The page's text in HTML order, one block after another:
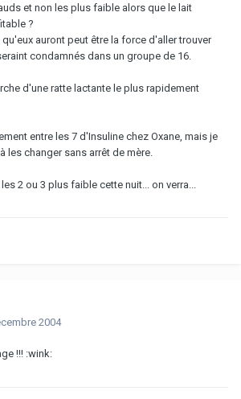
et non les plus faible alors que le lait
?
auront peut être la force d'aller trouver
condamnés dans un groupe de 16.
d'une ratte lactante le plus rapidement
entre les 7 d'Insuline chez Oxane, mais je
les changer sans arrêt de mère.
2 ou 3 plus faible cette nuit... on verra...
2004
!!! :wink: